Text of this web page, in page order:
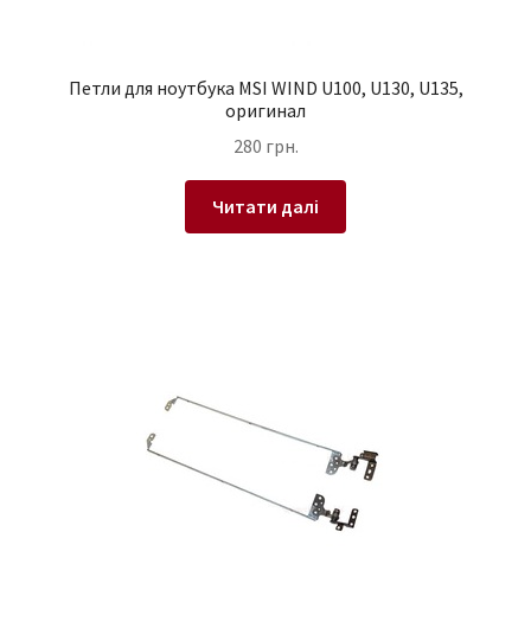
Петли для ноутбука MSI WIND U100, U130, U135,
оригинал
280 грн.
Читати далі